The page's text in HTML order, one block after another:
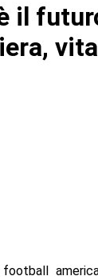
il